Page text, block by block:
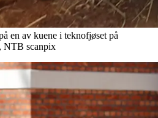
en av kuene i teknofjøset på
NTB scanpix